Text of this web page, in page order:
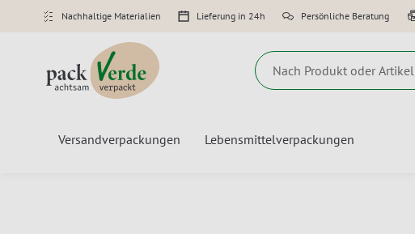
Nachhaltige Materialien Lieferung in 24h Persönliche Beratung
Versandverpackungen Lebensmittelverpackungen